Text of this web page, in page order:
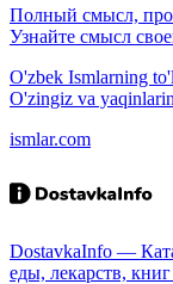
Полный смысл,
Узнайте смысл
O'zbek Ismlarning
O'zingiz va
ismlar.com
DostavkaInfo —
еды, лекарств,